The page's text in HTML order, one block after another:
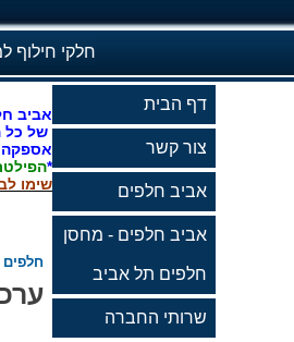
חלקי חילוף
דף הבית
צור קשר
אביב חלפים
אביב חלפים - מחסן
חלפים תל אביב
שרותי החברה
אביב
של כל
אספקה
*
שימו
חלפים